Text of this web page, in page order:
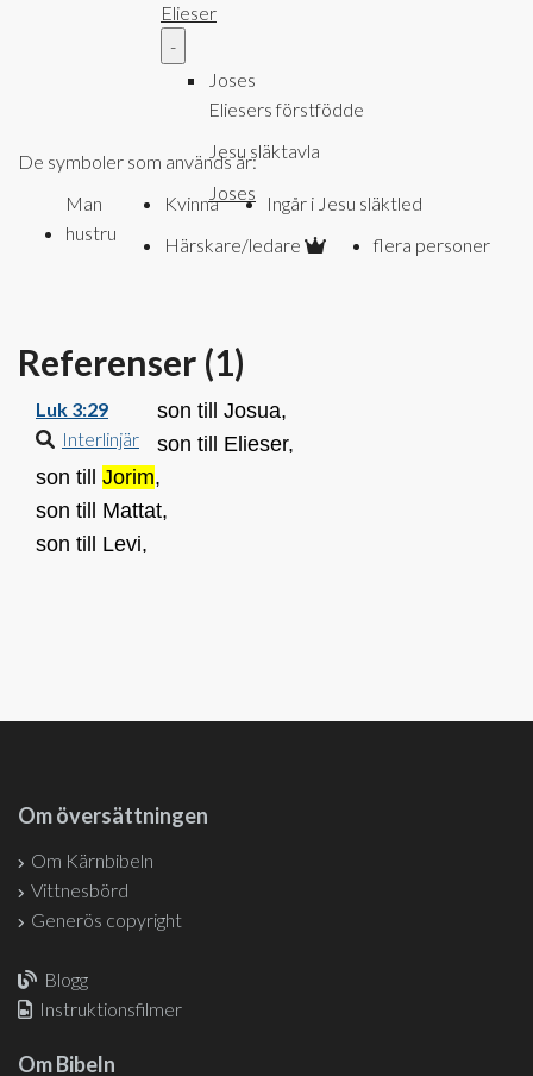
Elieser
-
Joses
Eliesers förstfödde
Jesu släktavla
Joses
De symboler som används är:
Man
hustru
Kvinna
Ingår i Jesu släktled
Härskare/ledare
flera personer
Referenser (1)
Luk 3:29
Interlinjär
son till Josua,
son till Elieser,
son till Jorim,
son till Mattat,
son till Levi,
Om översättningen
Om Kärnbibeln
Vittnesbörd
Generös copyright
Blogg
Instruktionsfilmer
Om Bibeln